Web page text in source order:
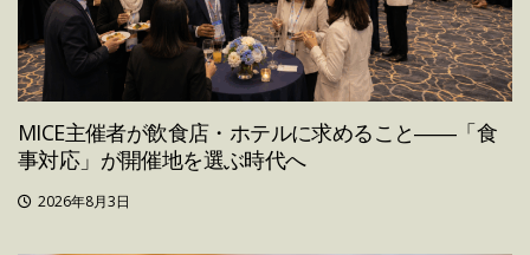
MICE主催者が飲食店・ホテルに求めること――「食
事対応」が開催地を選ぶ時代へ
2026年8月3日